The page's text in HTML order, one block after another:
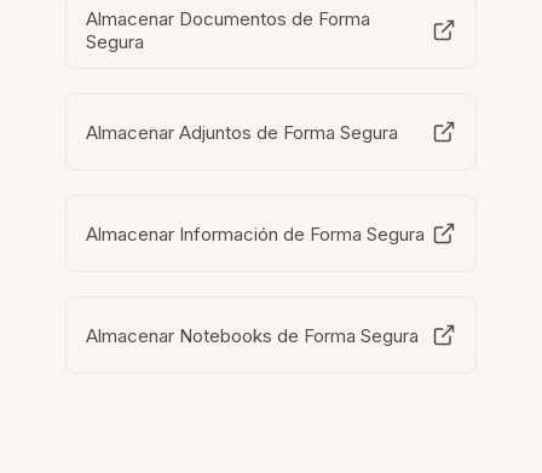
Almacenar Documentos de Forma
Segura
Almacenar Adjuntos de Forma Segura
Almacenar Información de Forma Segura
Almacenar Notebooks de Forma Segura